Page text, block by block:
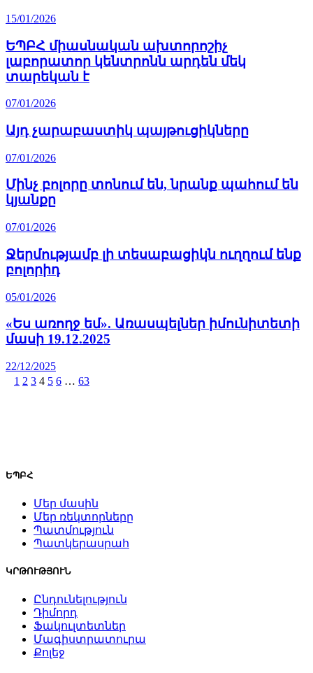
15/01/2026
ԵՊԲՀ միասնական ախտորոշիչ
լաբորատոր կենտրոնն արդեն մեկ
տարեկան է
07/01/2026
Այդ չարաբաստիկ պայթուցիկները
07/01/2026
Մինչ բոլորը տոնում են, նրանք պահում են
կյանքը
07/01/2026
Ջերմությամբ լի տեսաբացիկն ուղղում ենք
բոլորիդ
05/01/2026
«Ես առողջ եմ». Առասպելներ իմունիտետի
մասի 19.12.2025
22/12/2025
1 2 3 4 5 6 … 63
ԵՊԲՀ
Մեր մասին
Մեր ռեկտորները
Պատմություն
Պատկերասրահ
ԿՐԹՈՒԹՅՈՒՆ
Ընդունելություն
Դիմորդ
Ֆակուլտետներ
Մագիստրատուրա
Քոլեջ